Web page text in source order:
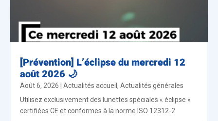
[Prévention] L’éclipse du mercredi 12
août 2026 🌙
Août 6, 2026 |Actualités accueil,Actualités générales
Utilisez exclusivement des lunettes spéciales « éclipse »
certifiées CE et conformes à la norme ISO 12312-2